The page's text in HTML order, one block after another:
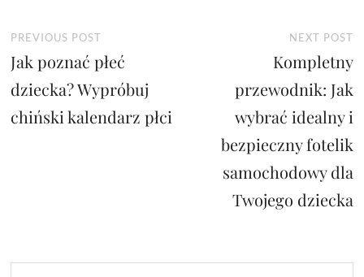
Nawigacja
wpisu
PREVIOUS POST
post:
Jak poznać płeć
dziecka? Wypróbuj
chiński kalendarz płci
NEXT POST
Kompletny
przewodnik: Jak
wybrać idealny i
bezpieczny fotelik
samochodowy dla
Twojego dziecka